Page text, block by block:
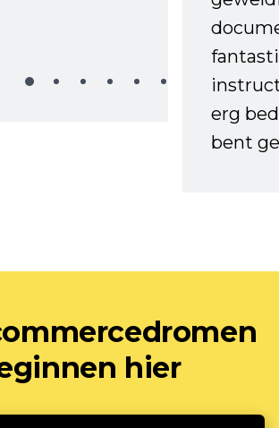
erg
bent
hier